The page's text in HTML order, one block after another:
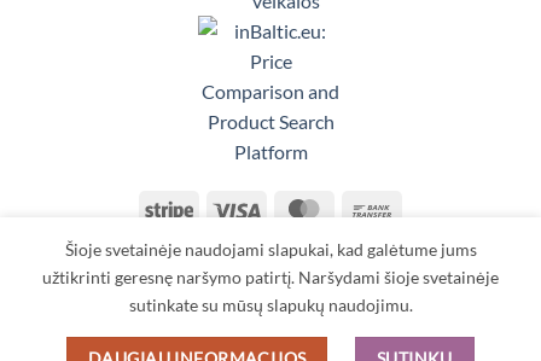
Stripe Visa MasterCard
KONTAKTAI TAISYKLĖS IR SĄLYGOS
PRISTATYMAS
GRĄŽINIMAS
APMOKĖJIMAS ASMENS DUOMENŲ TVARKYMAS
Copyright 2026 ©SIA TORANS
Reģ. Nr.: 40003613318
Šioje svetainėje naudojami slapukai, kad galėtume jums
užtikrinti geresnę naršymo patirtį. Naršydami šioje svetainėje
sutinkate su mūsų slapukų naudojimu.